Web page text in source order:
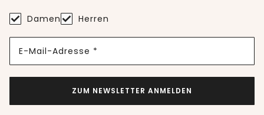
Damen Herren
E-Mail-Adresse *
ZUM NEWSLETTER ANMELDEN